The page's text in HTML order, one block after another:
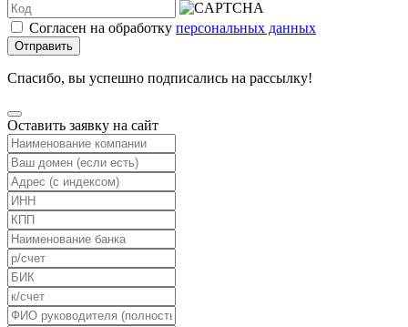
Согласен на обработку персональных данных
Отправить
Спасибо, вы успешно подписались на рассылку!
Оставить заявку на сайт